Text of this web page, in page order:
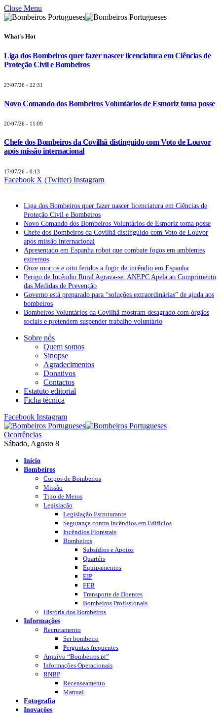
Close Menu
What's Hot
Liga dos Bombeiros quer fazer nascer licenciatura em Ciências de
Proteção Civil e Bombeiros
23/07/26 - 22:31
Novo Comando dos Bombeiros Voluntários de Esmoriz toma posse
20/07/26 - 11:09
Chefe dos Bombeiros da Covilhã distinguido com Voto de Louvor
após missão internacional
17/07/26 - 0:13
Facebook X (Twitter) Instagram
Liga dos Bombeiros quer fazer nascer licenciatura em Ciências de
Proteção Civil e Bombeiros
Novo Comando dos Bombeiros Voluntários de Esmoriz toma posse
Chefe dos Bombeiros da Covilhã distinguido com Voto de Louvor
após missão internacional
Apresentado em Espanha robot que combate fogos em ambientes
extremos
Onze mortos e oito feridos a fugir de incêndio em Espanha
Perigo de Incêndio Rural Agrava-se: ANEPC Apela ao Cumprimento
das Medidas de Prevenção
Governo está preparado para “soluções extraordinárias” de ajuda aos
bombeiros
Bombeiros Voluntários da Covilhã mostram desagrado com órgãos
sociais e pretendem suspender trabalho voluntário
Sobre nós
Quem somos
Sinopse
Agradecimentos
Donativos
Contactos
Estatuto editorial
Ficha técnica
Facebook Instagram
Ocorrências
Sábado, Agosto 8
Início
Bombeiros
Corpos de Bombeiros
Missão
Tipo de Meios
Legislação
Legislação Estruturante
Segurança contra Incêndios em Edificios
Incêndios Florestais
Bombeiros
Subsídios e Apoios
Quartéis
Equipamentos
EIP
FEB
Transporte de Doentes
Bombeiros Profissionais
História dos Bombeiros
Informações
Recrutamento
Ser bombeiro
Perguntas frequentes
Arquivo “Bombeiros.pt”
Informações Operacionais
RNBP
Recenseamento
Manual
Fotografia
Inovações